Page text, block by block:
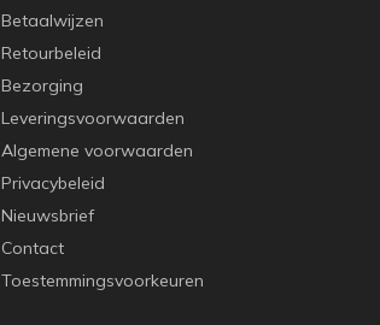
Betaalwijzen
Retourbeleid
Bezorging
Leveringsvoorwaarden
Algemene voorwaarden
Privacybeleid
Nieuwsbrief
Contact
Toestemmingsvoorkeuren